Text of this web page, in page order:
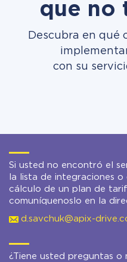
que no
Descubra en qué
con su
Si usted no encontró el
la lista de integraciones
cálculo de un plan de
comuníquenoslo en la
d.savchuk@apix-
¿Tiene usted preguntas o